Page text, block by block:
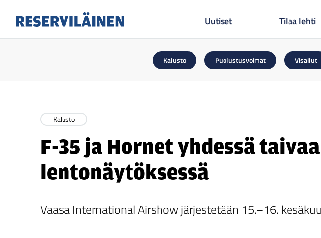
Uutiset Tilaa lehti
Kalusto Puolustusvoimat Visailut
Kalusto
F-35 ja Hornet yhdessä
lentonäytöksessä
Vaasa International Airshow järjestetään 15.–16.